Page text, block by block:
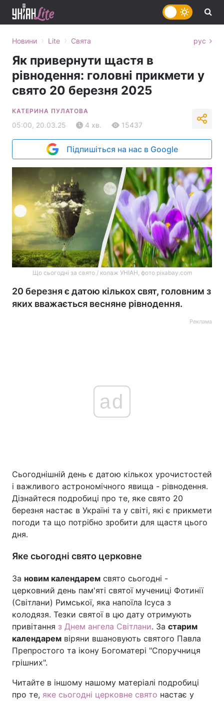
Головна Війна
Україна Політика
Економіка
Спорт Наука
Техно і зв'язок Лайт
Зброя Інциденти
Здоров'я Туризм
Цікавинки Погода
Екологія
Новини › Lite › Свята рус
Як привернути щастя в
рівнодення: головні прикмети у
свято 20 березня 2025
КАТЕРИНА ПУЛАТОВА
05:00, 20.03.25 4 хв. 15437
Підпишіться на нас в Google
Що сьогодні за свято / колаж УНІАН, фото pixabay.com
20 березня є датою кількох свят, головним з
яких вважається весняне рівнодення.
Реклама
ad
Сьогоднішній день є датою кількох урочистостей
і важливого астрономічного явища - рівнодення.
Дізнайтеся подробиці про те, яке свято 20
березня настає в Україні та у світі, які є прикмети
погоди та що потрібно зробити для щастя цього
дня.
Яке сьогодні свято церковне
За новим календарем свято сьогодні -
церковний день пам'яті святої мучениці Фотинії
(Світлани) Римської, яка напоїла Ісуса з
колодязя. Тезки святої в цю дату отримують
привітання з Днем ангела Світлани. За старим
календарем віряни вшановують святого Павла
Препростого та ікону Богоматері "Споручниця
грішних".
Читайте в іншому нашому матеріалі подробиці
про те, яке сьогодні церковне свято настає у